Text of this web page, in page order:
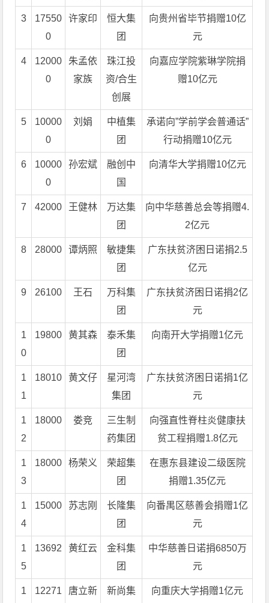
3
17550
0
许家印
恒大集
团
向贵州省毕节捐赠10亿
元
4
12000
0
朱孟依
家族
珠江投
资/合生
创展
向嘉应学院紫琳学院捐
赠10亿元
5
10000
0
刘娟
中植集
团
承诺向”学前学会普通话”
行动捐赠10亿元
6
10000
0
孙宏斌
融创中
国
向清华大学捐赠10亿元
7 42000 王健林
万达集
团
向中华慈善总会等捐赠4.
2亿元
8 28000 谭炳照
敏捷集
团
广东扶贫济困日诺捐2.5
亿元
9 26100 王石
万科集
团
广东扶贫济困日诺捐2亿
元
1
0
19800 黄其森
泰禾集
团
向南开大学捐赠1亿元
1
1
18010 黄文仔
星河湾
集团
广东扶贫济困日诺捐1亿
元
1
2
18000 娄竞
三生制
药集团
向强直性脊柱炎健康扶
贫工程捐赠1.8亿元
1
3
18000 杨荣义
荣超集
团
在惠东县建设二级医院
捐赠1.35亿元
1
4
15000 苏志刚
长隆集
团
向番禺区慈善会捐赠1亿
元
1
5
13692 黄红云
金科集
团
中华慈善日诺捐6850万
元
1 12271 唐立新 新尚集 向重庆大学捐赠1亿元